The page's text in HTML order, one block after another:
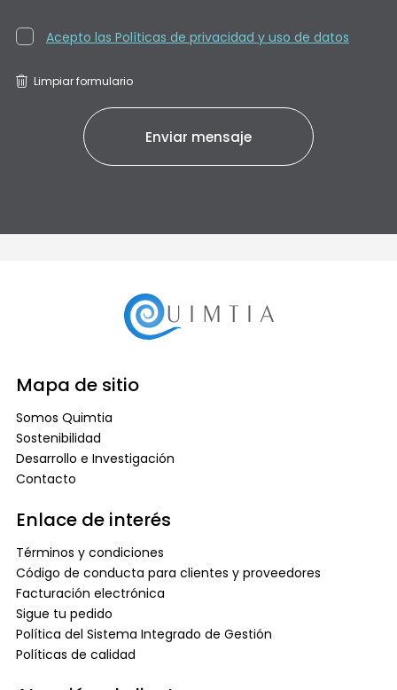
Acepto las Políticas de privacidad y uso de datos
Limpiar formulario
Mapa de sitio
Somos Quimtia
Sostenibilidad
Desarrollo e Investigación
Contacto
Enlace de interés
Términos y condiciones
Código de conducta para clientes y proveedores
Facturación electrónica
Sigue tu pedido
Política del Sistema Integrado de Gestión
Políticas de calidad